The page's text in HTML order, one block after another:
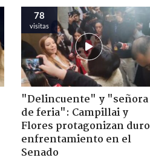
78
visitas
"Delincuente" y "señora
de feria": Campillai y
Flores protagonizan duro
enfrentamiento en el
Senado